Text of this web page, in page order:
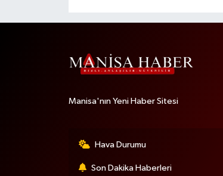
Manisa'nın Yeni Haber Sitesi
Hava Durumu
Son Dakika Haberleri